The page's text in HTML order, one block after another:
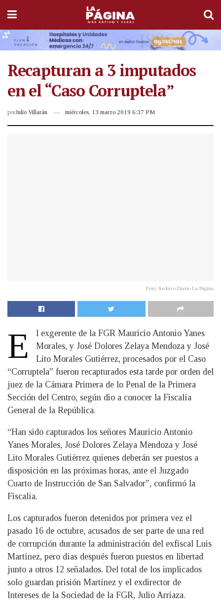
Recapturan a 3 imputados
en el “Caso Corruptela”
porJulio Villarán miércoles, 13 marzo 2019 6:37 PM
Foto: Archivo Diario La Página
E
l exgerente de la FGR Mauricio Antonio Yanes
Morales, y José Dolores Zelaya Mendoza y José
Lito Morales Gutiérrez, procesados por el Caso
“Corruptela” fueron recapturados esta tarde por orden del
juez de la Cámara Primera de lo Penal de la Primera
Sección del Centro, según dio a conocer la Fiscalía
General de la República.
“Han sido capturados los señores Mauricio Antonio
Yanes Morales, José Dolores Zelaya Mendoza y José
Lito Morales Gutiérrez quienes deberán ser puestos a
disposición en las próximas horas, ante el Juzgado
Cuarto de Instrucción de San Salvador”, confirmó la
Fiscalía.
Los capturados fueron detenidos por primera vez el
pasado 16 de octubre, acusados de ser parte de una red
de corrupción durante la administración del exfiscal Luis
Martínez, pero días después fueron puestos en libertad
junto a otros 12 señalados. Del total de los implicados
solo guardan prisión Martínez y el exdirector de
Intereses de la Sociedad de la FGR, Julio Arriaza.